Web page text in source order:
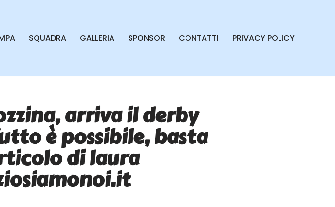
SQUADRA GALLERIA SPONSOR CONTATTI PRIVACY POLICY
arriva il derby
è possibile, basta
di laura